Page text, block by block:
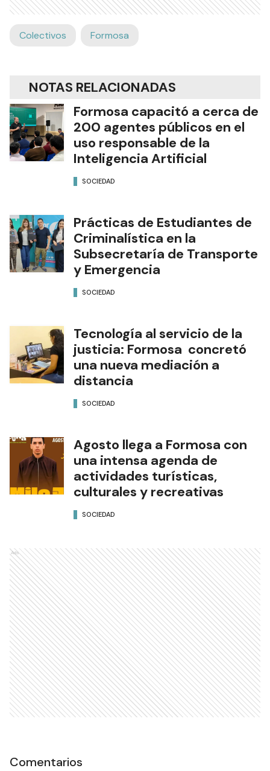
Colectivos Formosa
NOTAS RELACIONADAS
Formosa capacitó a cerca de
200 agentes públicos en el
uso responsable de la
Inteligencia Artificial
SOCIEDAD
Prácticas de Estudiantes de
Criminalística en la
Subsecretaría de Transporte
y Emergencia
SOCIEDAD
Tecnología al servicio de la
justicia: Formosa concretó
una nueva mediación a
distancia
SOCIEDAD
Agosto llega a Formosa con
una intensa agenda de
actividades turísticas,
culturales y recreativas
SOCIEDAD
Ads
Comentarios